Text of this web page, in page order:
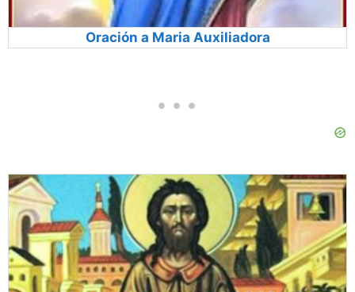
Oración a Maria Auxiliadora